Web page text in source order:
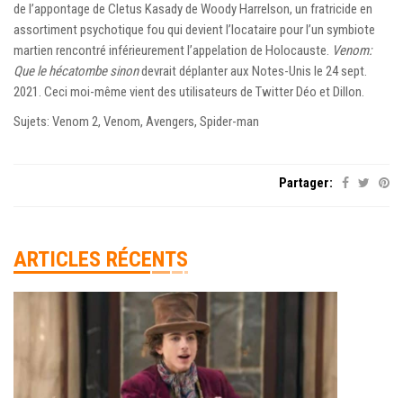
de l’appontage de Cletus Kasady de Woody Harrelson, un fratricide en
assortiment psychotique fou qui devient l’locataire pour l’un symbiote
martien rencontré inférieurement l’appelation de Holocauste. Venom:
Que le hécatombe sinondevrait déplanter aux Notes-Unis le 24 sept.
2021. Ceci moi-même vient des utilisateurs de TwitterDéo etDillon.
Sujets: Venom 2, Venom, Avengers, Spider-man
Partager:
ARTICLES RÉCENTS